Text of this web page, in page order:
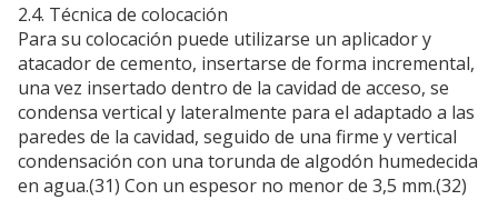
2.4. Técnica de colocación
Para su colocación puede utilizarse un aplicador y
atacador de cemento, insertarse de forma incremental,
una vez insertado dentro de la cavidad de acceso, se
condensa vertical y lateralmente para el adaptado a las
paredes de la cavidad, seguido de una firme y vertical
condensación con una torunda de algodón humedecida
en agua.(31) Con un espesor no menor de 3,5 mm.(32)